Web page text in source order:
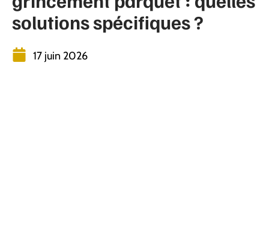
solutions spécifiques ?
17 juin 2026